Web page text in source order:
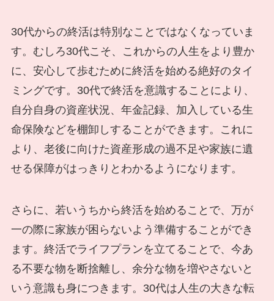
30代からの終活は特別なことではなくなっていま
す。むしろ30代こそ、これからの人生をより豊か
に、安心して歩むために終活を始める絶好のタイ
ミングです。30代で終活を意識することにより、
自分自身の資産状況、年金記録、加入している生
命保険などを棚卸しすることができます。これに
より、老後に向けた資産形成の過不足や家族に遺
せる保障がはっきりとわかるようになります。
さらに、若いうちから終活を始めることで、万が
一の際に家族が困らないよう準備することができ
ます。終活でライフプランを立てることで、今あ
る不要な物を断捨離し、余分な物を増やさないと
いう意識も身につきます。30代は人生の大きな転